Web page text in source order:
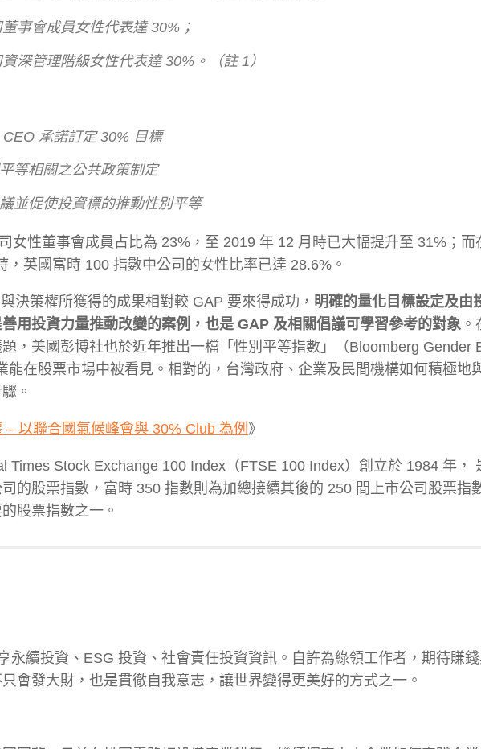
事會成員女性代表達 30%；
深管理階級女性代表達 30%。（註 1）
承諾訂定 30% 目標
等相關之公共政策制定
並促使投資標的推動性別平等
女性董事會成員占比為 23%，至 2019 年 12 月時已大幅提升至 31%；而
英國富時 100 指數中公司的女性比率已達 28.6%。
決策權所獲得的成果相對較 GAP 要來得成功， 明確的量化目標設定及由
用投資力量推動改變的案例，也是 GAP 及相關倡議可學習參考的對象
，美國彭博社也於近年推出一檔「性別平等指數」（Bloomberg Gender
能在股票市場中被看見。相對的，台灣政府、企業及民間機構如何積極地
。
– 以聯合國氣候峰會與 30% Club 為例 》
Times Stock Exchange 100 Index（FTSE 100 Index）創立於 1984 年，
的股票指數，富時 350 指數則為加總接續其後的 250 間上市公司股票指
股票指數之一。
永續投資、ESG 投資、社會責任投資資訊。自許為綠領工作者，期待賺
會發大財，也是貫徹自我意志，讓世界變得更美好的方式之一。